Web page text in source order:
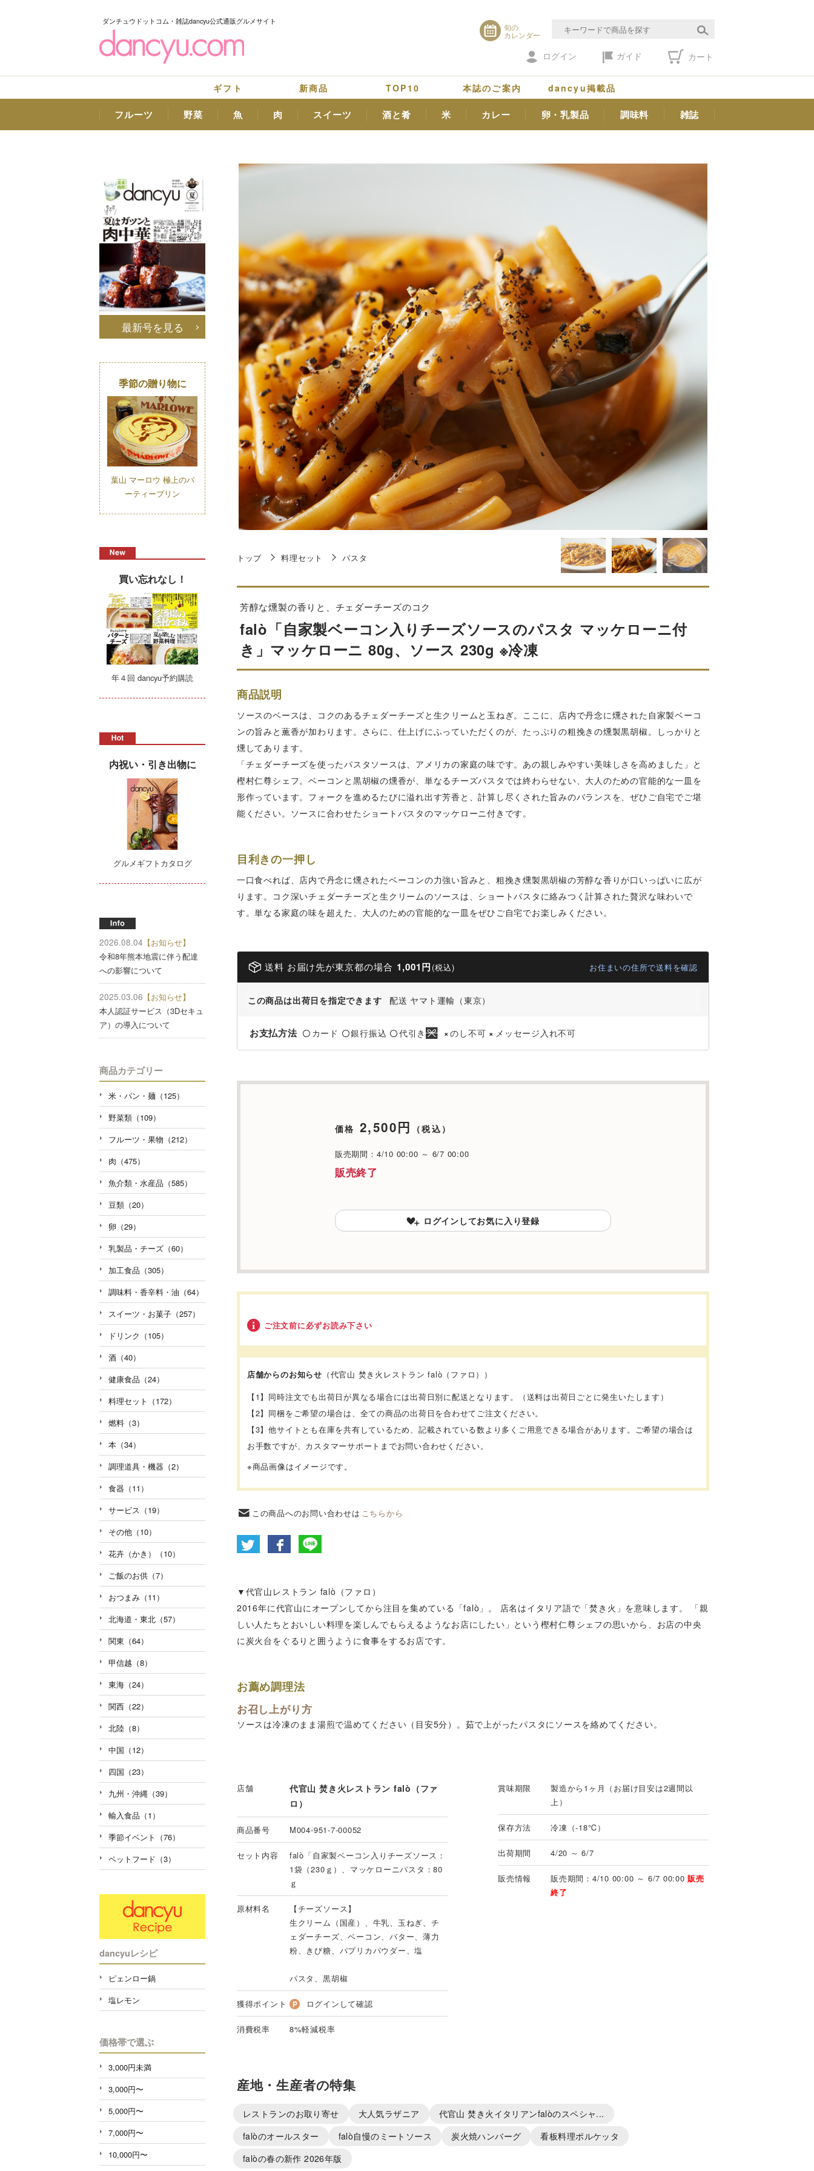
ダンチュウドットコム・雑誌dancyu公式通販グルメサイト
旬の
カレンダー
ログイン ガイド カート
ギフト 新商品 TOP10 本誌のご案内 dancyu掲載品
フルーツ 野菜 魚 肉 スイーツ 酒と肴 米 カレー 卵・乳製品 調味料 雑誌
トップ 料理セット パスタ
芳醇な燻製の香りと、チェダーチーズのコク
falò「自家製ベーコン入りチーズソースのパスタ マッケローニ付
き」マッケローニ 80g、ソース 230g ※冷凍
商品説明
ソースのベースは、コクのあるチェダーチーズと生クリームと玉ねぎ。ここに、店内で丹念に燻された自家製ベーコ
ンの旨みと薫香が加わります。さらに、仕上げにふっていただくのが、たっぷりの粗挽きの燻製黒胡椒。しっかりと
燻してあります。
「チェダーチーズを使ったパスタソースは、アメリカの家庭の味です。あの親しみやすい美味しさを高めました」と
樫村仁尊シェフ。ベーコンと黒胡椒の燻香が、単なるチーズパスタでは終わらせない、大人のための官能的な一皿を
形作っています。フォークを進めるたびに溢れ出す芳香と、計算し尽くされた旨みのバランスを、ぜひご自宅でご堪
能ください。ソースに合わせたショートパスタのマッケローニ付きです。
目利きの一押し
一口食べれば、店内で丹念に燻されたベーコンの力強い旨みと、粗挽き燻製黒胡椒の芳醇な香りが口いっぱいに広が
ります。コク深いチェダーチーズと生クリームのソースは、ショートパスタに絡みつく計算された贅沢な味わいで
す。単なる家庭の味を超えた、大人のための官能的な一皿をぜひご自宅でお楽しみください。
送料 お届け先が東京都の場合 1,001円 (税込) お住まいの住所で送料を確認
この商品は出荷日を指定できます 配送 ヤマト運輸（東京）
お支払方法 〇 カード 〇銀行振込 〇代引き × のし不可 × メッセージ入れ不可
価格 2,500円 （税込）
販売期間：4/10 00:00 ～ 6/7 00:00
販売終了
ログインしてお気に入り登録
ご注文前に必ずお読み下さい
店舗からのお知らせ （代官山 焚き火レストラン falò（ファロ））
【1】同時注文でも出荷日が異なる場合には出荷日別に配送となります。（送料は出荷日ごとに発生いたします）
【2】同梱をご希望の場合は、全ての商品の出荷日を合わせてご注文ください。
【3】他サイトとも在庫を共有しているため、記載されている数より多くご用意できる場合があります。ご希望の場合は
お手数ですが、カスタマーサポートまでお問い合わせください。
※商品画像はイメージです。
この商品へのお問い合わせは こちらから
▼代官山レストラン falò（ファロ）
2016年に代官山にオープンしてから注目を集めている「falò」。 店名はイタリア語で「焚き火」を意味します。 「親
しい人たちとおいしい料理を楽しんでもらえるようなお店にしたい」という樫村仁尊シェフの思いから、お店の中央
に炭火台をぐるりと囲うように食事をするお店です。
お薦め調理法
お召し上がり方
ソースは冷凍のまま湯煎で温めてください（目安5分）。茹で上がったパスタにソースを絡めてください。
店舗
代官山 焚き火レストラン falò（ファ
ロ）
商品番号 M004-951-7-00052
セット内容
falò「自家製ベーコン入りチーズソース：
1袋（230ｇ）、マッケローニパスタ：80
ｇ
原材料名
【チーズソース】
生クリーム（国産）、牛乳、玉ねぎ、チ
ェダーチーズ、ベーコン、バター、薄力
粉、きび糖、パプリカパウダー、塩
パスタ、黒胡椒
獲得ポイント ログインして確認
消費税率 8%軽減税率
賞味期限
製造から1ヶ月（お届け目安は2週間以
上）
保存方法 冷凍（-18℃）
出荷期間 4/20 ～ 6/7
販売情報 販売期間：4/10 00:00 ～ 6/7 00:00販売
終了
産地・生産者の特集
レストランのお取り寄せ 大人気ラザニア
代官山 焚き火イタリアンfalòのスペシャ...
falòのオールスター
falò自慢のミートソース 炭火焼ハンバーグ
看板料理ポルケッタ
falòの春の新作 2026年版
最新号を見る
季節の贈り物に
葉山 マーロウ 極上のパ
ーティープリン
買い忘れなし！
年４回 dancyu予約購読
内祝い・引き出物に
グルメギフトカタログ
2026.08.04 【お知らせ】
令和8年熊本地震に伴う配達
への影響について
2025.03.06 【お知らせ】
本人認証サービス（3Dセキュ
ア）の導入について
商品カテゴリー
米・パン・麺（125）
野菜類（109）
フルーツ・果物（212）
肉（475）
魚介類・水産品（585）
豆類（20）
卵（29）
乳製品・チーズ（60）
加工食品（305）
調味料・香辛料・油（64）
スイーツ・お菓子（257）
ドリンク（105）
酒（40）
健康食品（24）
料理セット（172）
燃料（3）
本（34）
調理道具・機器（2）
食器（11）
サービス（19）
その他（10）
花卉（かき）（10）
ご飯のお供（7）
おつまみ（11）
北海道・東北（57）
関東（64）
甲信越（8）
東海（24）
関西（22）
北陸（8）
中国（12）
四国（23）
九州・沖縄（39）
輸入食品（1）
季節イベント（76）
ペットフード（3）
dancyuレシピ
ピェンロー鍋
塩レモン
価格帯で選ぶ
3,000円未満
3,000円〜
5,000円〜
7,000円〜
10,000円〜